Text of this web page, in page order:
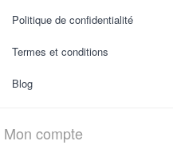
Politique de confidentialité
Termes et conditions
Blog
Mon compte